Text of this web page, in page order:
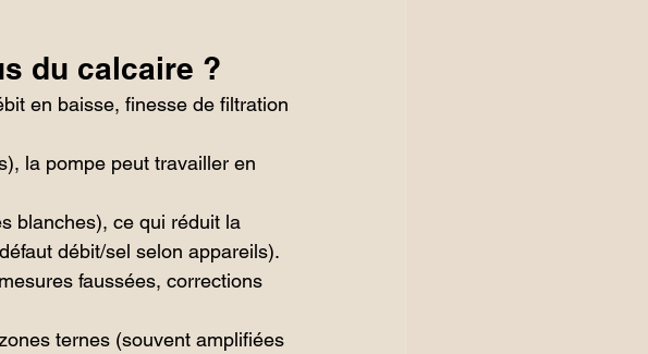
du calcaire ?
en baisse, finesse de filtration
la pompe peut travailler en
blanches), ce qui réduit la
débit/sel selon appareils).
faussées, corrections
ternes (souvent amplifiées